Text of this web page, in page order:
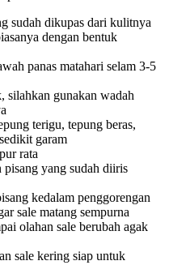
sudah dikupas dari kulitnya
dengan bentuk
panas matahari selam 3-5
silahkan gunakan wadah
terigu, tepung beras,
garam
rata
pisang yang sudah diiris
kedalam penggorengan
sale matang sempurna
olahan sale berubah agak
sale kering siap untuk